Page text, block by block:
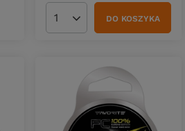
Ilość produktówDO KOSZYKA